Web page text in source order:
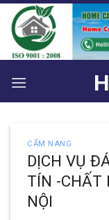
Bỏ
qua
nội
dung
CẨM NANG
DỊCH VỤ
TÍN -CHẤT
NỘI